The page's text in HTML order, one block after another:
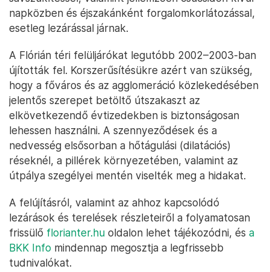
napközben és éjszakánként forgalomkorlátozással,
esetleg lezárással járnak.
A Flórián téri felüljárókat legutóbb 2002–2003-ban
újították fel. Korszerűsítésükre azért van szükség,
hogy a főváros és az agglomeráció közlekedésében
jelentős szerepet betöltő útszakaszt az
elkövetkezendő évtizedekben is biztonságosan
lehessen használni. A szennyeződések és a
nedvesség elsősorban a hőtágulási (dilatációs)
réseknél, a pillérek környezetében, valamint az
útpálya szegélyei mentén viselték meg a hidakat.
A felújításról, valamint az ahhoz kapcsolódó
lezárások és terelések részleteiről a folyamatosan
frissülő florianter.hu oldalon lehet tájékozódni, és a
BKK Info mindennap megosztja a legfrissebb
tudnivalókat.